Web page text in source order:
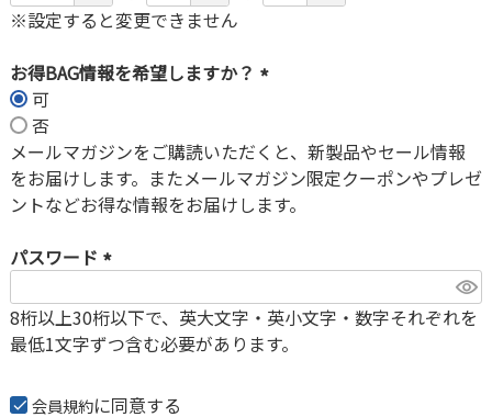
※設定すると変更できません
お得BAG情報を希望しますか？
須
)
可
否
メールマガジンをご購読いただくと、新製品やセール情報
をお届けします。またメールマガジン限定クーポンやプレゼ
ントなどお得な情報をお届けします。
パスワード
必
須
8桁以上30桁以下で、英大文字・英小文字・数字それぞれを
最低1文字ずつ含む必要があります。
会員規約に同意する